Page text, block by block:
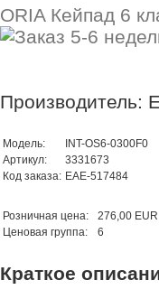
ORIA Кейпад 6
Производитель:
Модель:
INT-OS6-0300F0
Артикул:
3331673
Код заказа: EAE-517484
Розничная цена:
276,00 EUR
Ценовая группа:
6
Краткое